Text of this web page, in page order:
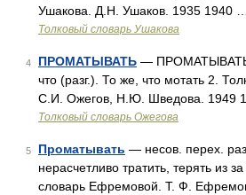
Ушакова. Д.Н. Ушаков. 1935 1940 …
Толковый словарь Ушакова
4 ПРОМАТЫВАТЬ — ПРОМАТЫВАТЬ,
что (разг.). То же, что мотать 2.
С.И. Ожегов, Н.Ю. Шведова. 1949
Толковый словарь Ожегова
5 Проматывать — несов. перех.
нерасчетливо тратить, терять из
словарь Ефремовой. Т. Ф.